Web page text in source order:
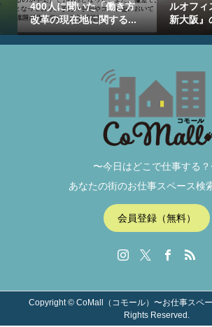
400人に聞いた「働き方
改革の現在地に関する...
ルオフ
新大阪』
〜今日はどこで仕事する？
あなたの街のお仕事スペース検
会員登録（無料）
Copyright ©CoMall（コモール）〜お仕事スペ
Rights Reserved.